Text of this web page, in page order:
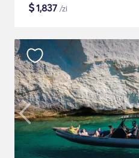
$1,837 /zi